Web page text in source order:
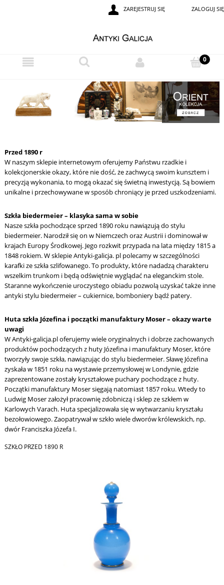
ZAREJESTRUJ SIĘ ZALOGUJ SIĘ
Przed 1890 r
W naszym sklepie internetowym oferujemy Państwu rzadkie i
kolekcjonerskie okazy, które nie dość, że zachwycą swoim kunsztem i
precyzją wykonania, to mogą okazać się świetną inwestycją. Są bowiem
unikalne i przechowywane w sposób chroniący je przed uszkodzeniami.
Szkła biedermeier – klasyka sama w sobie
Nasze szkła pochodzące sprzed 1890 roku nawiązują do stylu
biedermeier. Narodził się on w Niemczech oraz Austrii i dominował w
krajach Europy Środkowej. Jego rozkwit przypada na lata między 1815 a
1848 rokiem. W sklepie Antyki-galicja. pl polecamy w szczególności
karafki ze szkła szlifowanego. To produkty, które nadadzą charakteru
wszelkim trunkom i będą odświętnie wyglądać na eleganckim stole.
Staranne wykończenie uroczystego obiadu pozwolą uzyskać także inne
antyki stylu biedermeier – cukiernice, bomboniery bądź patery.
Huta szkła Józefina i początki manufaktury Moser – okazy warte
uwagi
W Antyki-galicja.pl oferujemy wiele oryginalnych i dobrze zachowanych
produktów pochodzących z huty Józefina i manufaktury Moser, które
tworzyły swoje szkła, nawiązując do stylu biedermeier. Sławę Józefina
zyskała w 1851 roku na wystawie przemysłowej w Londynie, gdzie
zaprezentowane zostały kryształowe puchary pochodzące z huty.
Początki manufaktury Moser sięgają natomiast 1857 roku. Wtedy to
Ludwig Moser założył pracownię zdobniczą i sklep ze szkłem w
Karlowych Varach. Huta specjalizowała się w wytwarzaniu kryształu
bezołowiowego. Zaopatrywał w szkło wiele dworów królewskich, np.
dwór Franciszka Józefa I.
SZKŁO PRZED 1890 R